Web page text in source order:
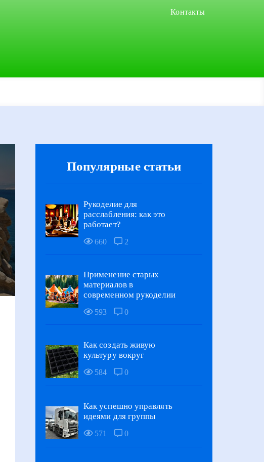
Контакты
Популярные статьи
Рукоделие для
расслабления: как это
работает?
660 2
Применение старых
материалов в
современном рукоделии
593 0
Как создать живую
культуру вокруг
584 0
Как успешно управлять
идеями для группы
571 0